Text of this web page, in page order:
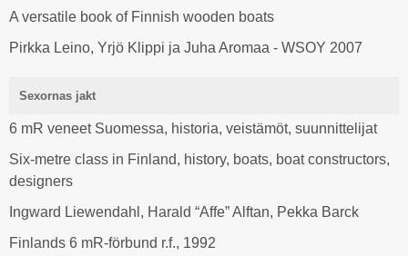
A versatile book of Finnish wooden boats
Pirkka Leino, Yrjö Klippi ja Juha Aromaa - WSOY 2007
Sexornas jakt
6 mR veneet Suomessa, historia, veistämöt, suunnittelijat
Six-metre class in Finland, history, boats, boat constructors,
designers
Ingward Liewendahl, Harald “Affe” Alftan, Pekka Barck
Finlands 6 mR-förbund r.f., 1992